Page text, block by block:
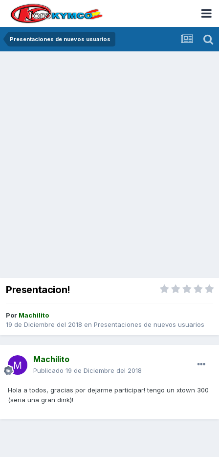
Presentaciones de nuevos usuarios
Presentacion!
Por Machilito
19 de Diciembre del 2018 en Presentaciones de nuevos usuarios
Machilito
Publicado 19 de Diciembre del 2018
Hola a todos, gracias por dejarme participar! tengo un xtown 300
(seria una gran dink)!